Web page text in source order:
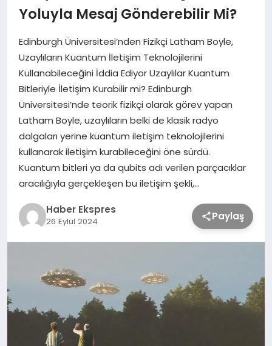
YAŞAM
TEKNOLOJİ
SAĞLIK
MAGAZİN
EĞİTİM
Yoluyla Mesaj Gönderebilir Mi?
Edinburgh Üniversitesi’nden Fizikçi Latham Boyle,
Uzaylıların Kuantum İletişim Teknolojilerini
Kullanabileceğini İddia Ediyor Uzaylılar Kuantum
Bitleriyle İletişim Kurabilir mi? Edinburgh
Üniversitesi’nde teorik fizikçi olarak görev yapan
Latham Boyle, uzaylıların belki de klasik radyo
dalgaları yerine kuantum iletişim teknolojilerini
kullanarak iletişim kurabileceğini öne sürdü.
Kuantum bitleri ya da qubits adı verilen parçacıklar
aracılığıyla gerçekleşen bu iletişim şekli,…
Haber Ekspres
26 Eylül 2024 Paylaş